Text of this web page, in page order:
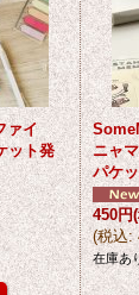
ァイ
ト発
ニャ
パケ
450円
(税込:
在庫あ